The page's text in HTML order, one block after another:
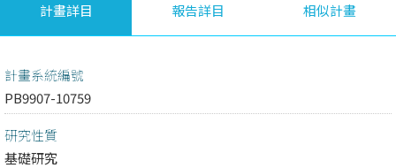
計畫詳目 報告詳目 相似計畫
計畫系統編號
PB9907-10759
研究性質
基礎研究